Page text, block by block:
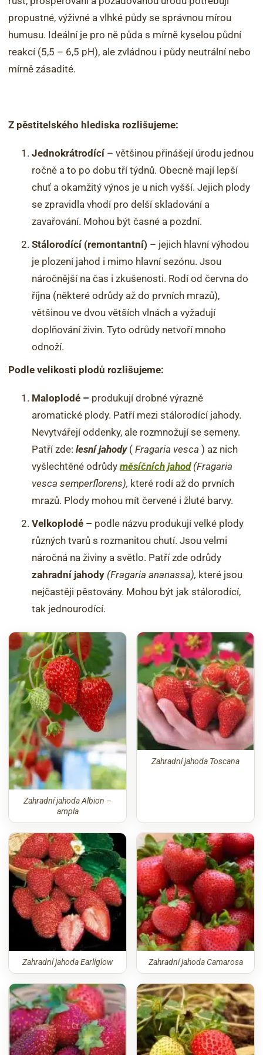
propustné, výživné a vlhké půdy se správnou mírou
humusu. Ideální je pro ně půda s mírně kyselou půdní
reakcí (5,5 – 6,5 pH), ale zvládnou i půdy neutrální nebo
mírně zásadité.
Z pěstitelského hlediska rozlišujeme:
Jednokrátrodící – většinou přinášejí úrodu jednou
ročně a to po dobu tří týdnů. Obecně mají lepší
chuť a okamžitý výnos je u nich vyšší. Jejich plody
se zpravidla vhodí pro delší skladování a
zavařování. Mohou být časné a pozdní.
Stálorodící (remontantní) – jejich hlavní výhodou
je plození jahod i mimo hlavní sezónu. Jsou
náročnější na čas i zkušenosti. Rodí od června do
října (některé odrůdy až do prvních mrazů),
většinou ve dvou větších vlnách a vyžadují
doplňování živin. Tyto odrůdy netvoří mnoho
odnoží.
Podle velikosti plodů rozlišujeme:
Maloplodé – produkují drobné výrazně
aromatické plody. Patří mezi stálorodící jahody.
Nevytvářejí oddenky, ale rozmnožují se semeny.
Patří zde: lesní jahody( Fragaria vesca ) az nich
vyšlechtěné odrůdy měsíčních jahod(Fragaria
vesca semperflorens), které rodí až do prvních
mrazů. Plody mohou mít červené i žluté barvy.
Velkoplodé – podle názvu produkují velké plody
různých tvarů s rozmanitou chutí. Jsou velmi
náročná na živiny a světlo. Patří zde odrůdy
zahradní jahody (Fragaria ananassa), které jsou
nejčastěji pěstovány. Mohou být jak stálorodící,
tak jednourodící.
Zahradní jahoda Albion –
ampla
Zahradní jahoda Toscana
Zahradní jahoda Earliglow Zahradní jahoda Camarosa